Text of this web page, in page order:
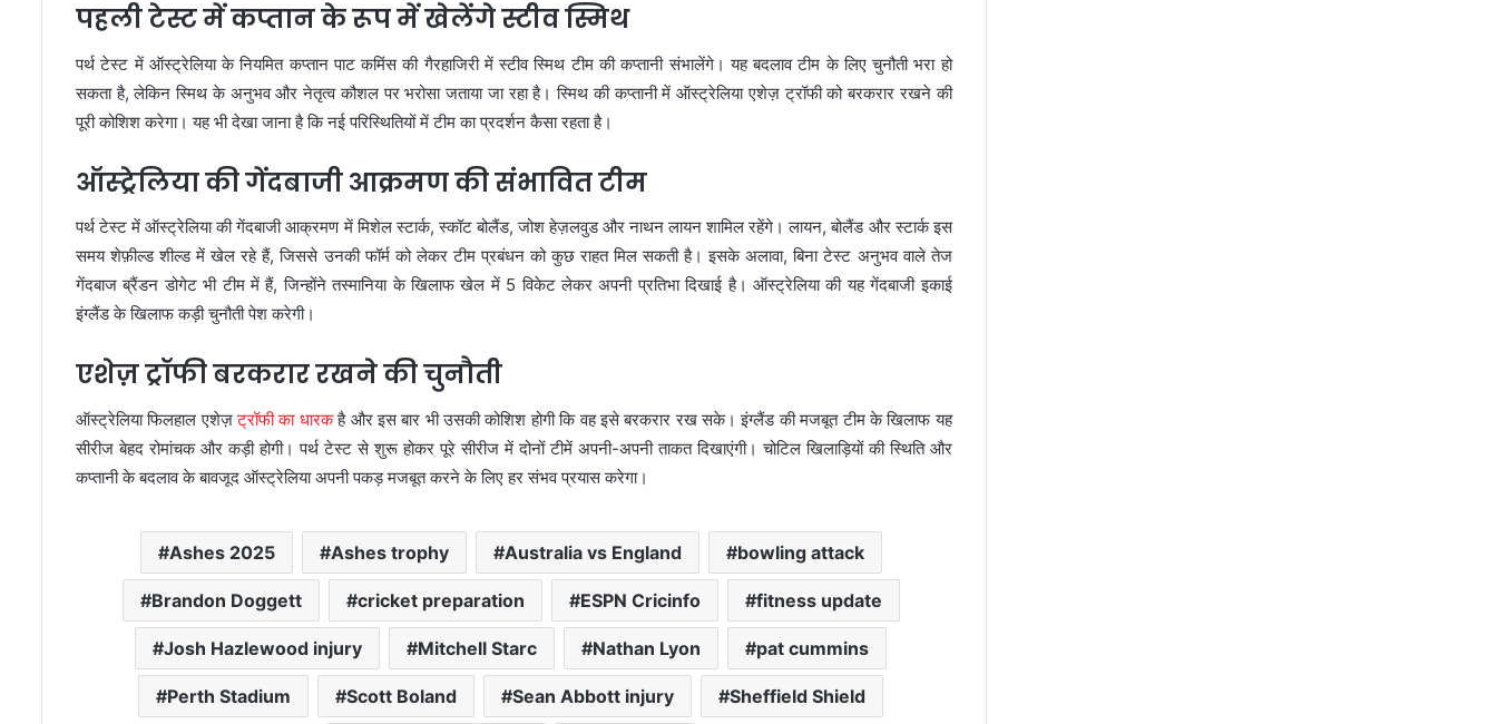
पहली टेस्ट में कप्तान के रूप में खेलेंगे स्टीव स्मिथ
पर्थ टेस्ट में ऑस्ट्रेलिया के नियमित कप्तान पाट कमिंस की गैरहाजिरी में स्टीव स्मिथ टीम की कप्तानी संभालेंगे। यह बदलाव टीम के लिए चुनौती भरा हो
सकता है, लेकिन स्मिथ के अनुभव और नेतृत्व कौशल पर भरोसा जताया जा रहा है। स्मिथ की कप्तानी में ऑस्ट्रेलिया एशेज़ ट्रॉफी को बरकरार रखने की
पूरी कोशिश करेगा। यह भी देखा जाना है कि नई परिस्थितियों में टीम का प्रदर्शन कैसा रहता है।
ऑस्ट्रेलिया की गेंदबाजी आक्रमण की संभावित टीम
पर्थ टेस्ट में ऑस्ट्रेलिया की गेंदबाजी आक्रमण में मिशेल स्टार्क, स्कॉट बोलैंड, जोश हेज़लवुड और नाथन लायन शामिल रहेंगे। लायन, बोलैंड और स्टार्क इस
समय शेफ़ील्ड शील्ड में खेल रहे हैं, जिससे उनकी फॉर्म को लेकर टीम प्रबंधन को कुछ राहत मिल सकती है। इसके अलावा, बिना टेस्ट अनुभव वाले तेज
गेंदबाज ब्रैंडन डोगेट भी टीम में हैं, जिन्होंने तस्मानिया के खिलाफ खेल में 5 विकेट लेकर अपनी प्रतिभा दिखाई है। ऑस्ट्रेलिया की यह गेंदबाजी इकाई
इंग्लैंड के खिलाफ कड़ी चुनौती पेश करेगी।
एशेज़ ट्रॉफी बरकरार रखने की चुनौती
ऑस्ट्रेलिया फिलहाल एशेज़ट्रॉफी का धारकहै और इस बार भी उसकी कोशिश होगी कि वह इसे बरकरार रख सके। इंग्लैंड की मजबूत टीम के खिलाफ यह
सीरीज बेहद रोमांचक और कड़ी होगी। पर्थ टेस्ट से शुरू होकर पूरे सीरीज में दोनों टीमें अपनी-अपनी ताकत दिखाएंगी। चोटिल खिलाड़ियों की स्थिति और
कप्तानी के बदलाव के बावजूद ऑस्ट्रेलिया अपनी पकड़ मजबूत करने के लिए हर संभव प्रयास करेगा।
Ashes 2025 Ashes trophy Australia vs England bowling attack
Brandon Doggett cricket preparation ESPN Cricinfo fitness update
Josh Hazlewood injury Mitchell Starc Nathan Lyon pat cummins
Perth Stadium Scott Boland Sean Abbott injury Sheffield Shield
ICC महिला T20 वर्ल्ड कप 2026 में रिकॉर्ड
इनामी राशि ने बढ़ाया रोमांच